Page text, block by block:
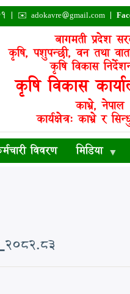
| ✉️ adokavre@gmail.com|
बागमती प्रदेश
कृषि, पशुपन्छी, वन तथा
कृषि विकास
कृषि विकास
काभ्रे, नेपाल
कार्यक्षेत्र: काभ्रे र
विवरण मिडिया